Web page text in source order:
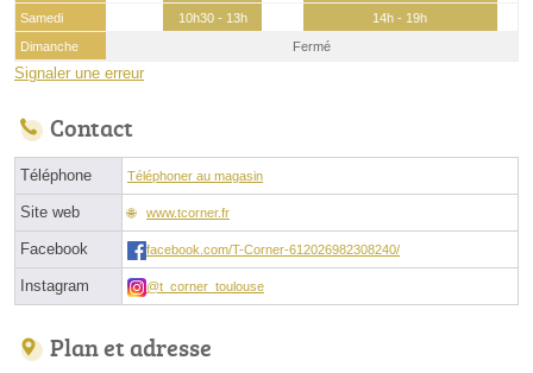
Samedi
10h30 - 13h
14h - 19h
Dimanche
Fermé
Signaler une erreur
Contact
Téléphone Téléphoner au magasin
Site web www.tcorner.fr
Facebook facebook.com/T-Corner-612026982308240/
Instagram @t_corner_toulouse
Plan et adresse